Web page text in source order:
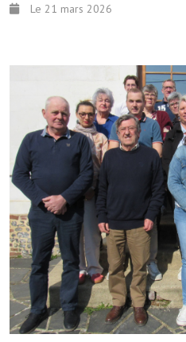
Eaux, assainissement
Déchets ménagers, tri sélectif,
Services publics communaux
Démarches administratives
Urbanisme
Biens à louer
Terrains et maisons à vendre
Etablissements scolaires
Le 21 mars 2026